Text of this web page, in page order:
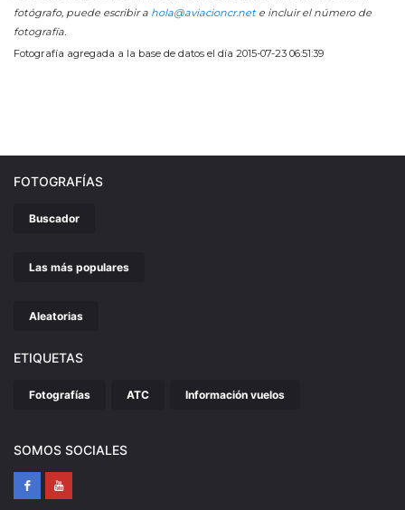
fotógrafo, puede escribir a hola@aviacioncr.nete incluir el número de
fotografía.
Fotografía agregada a la base de datos el día 2015-07-23 06:51:39
FOTOGRAFÍAS
Buscador
Las más populares
Aleatorias
ETIQUETAS
Fotografías ATC Información vuelos
SOMOS SOCIALES